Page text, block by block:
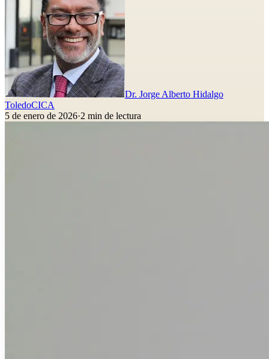
Dr. Jorge Alberto Hidalgo
ToledoCICA
5 de enero de 2026·2 min de lectura